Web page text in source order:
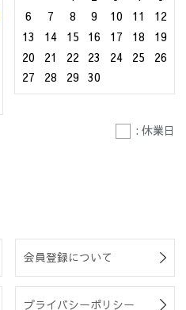
6
7 8 9 10 11
12
13
14 15 16 17 18
19
20
21 22 23 24 25
26
27
28 29 30
: 休業日
会員登録について
プライバシーポリシー